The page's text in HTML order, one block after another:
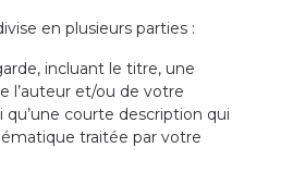
en plusieurs parties :
incluant le titre, une
l’auteur et/ou de votre
qu’une courte description qui
traitée par votre